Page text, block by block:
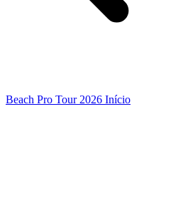
Beach Pro Tour 2026 Início